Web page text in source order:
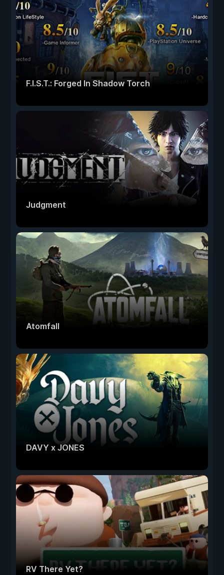
F.I.S.T.: Forged In Shadow Torch
Judgment
Atomfall
DAVY x JONES
RV There Yet?